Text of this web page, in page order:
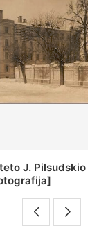
kolegija :